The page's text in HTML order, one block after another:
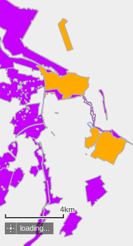
4km
loading...